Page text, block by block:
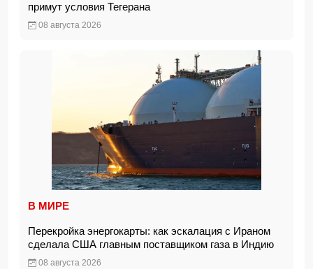
примут условия Тегерана
08 августа 2026
В МИРЕ
Перекройка энергокарты: как эскалация с Ираном
сделала США главным поставщиком газа в Индию
08 августа 2026